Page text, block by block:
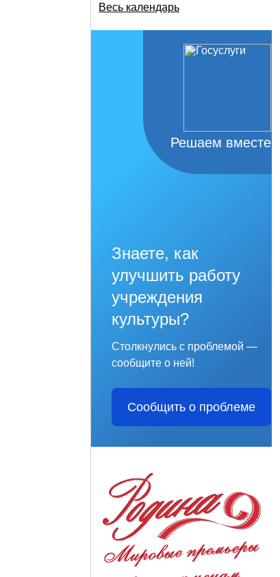
Весь календарь
Решаем вместе
Знаете, как
улучшить работу
учреждения
культуры?
Столкнулись с проблемой —
сообщите о ней!
Сообщить о проблеме